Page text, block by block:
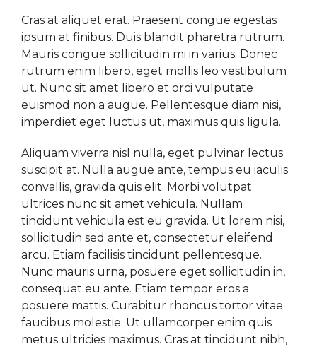
Cras at aliquet erat. Praesent congue egestas
ipsum at finibus. Duis blandit pharetra rutrum.
Mauris congue sollicitudin mi in varius. Donec
rutrum enim libero, eget mollis leo vestibulum
ut. Nunc sit amet libero et orci vulputate
euismod non a augue. Pellentesque diam nisi,
imperdiet eget luctus ut, maximus quis ligula.
Aliquam viverra nisl nulla, eget pulvinar lectus
suscipit at. Nulla augue ante, tempus eu iaculis
convallis, gravida quis elit. Morbi volutpat
ultrices nunc sit amet vehicula. Nullam
tincidunt vehicula est eu gravida. Ut lorem nisi,
sollicitudin sed ante et, consectetur eleifend
arcu. Etiam facilisis tincidunt pellentesque.
Nunc mauris urna, posuere eget sollicitudin in,
consequat eu ante. Etiam tempor eros a
posuere mattis. Curabitur rhoncus tortor vitae
faucibus molestie. Ut ullamcorper enim quis
metus ultricies maximus. Cras at tincidunt nibh,